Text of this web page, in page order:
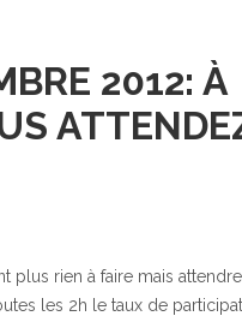
2012: À
plus rien à faire mais
les 2h le taux de